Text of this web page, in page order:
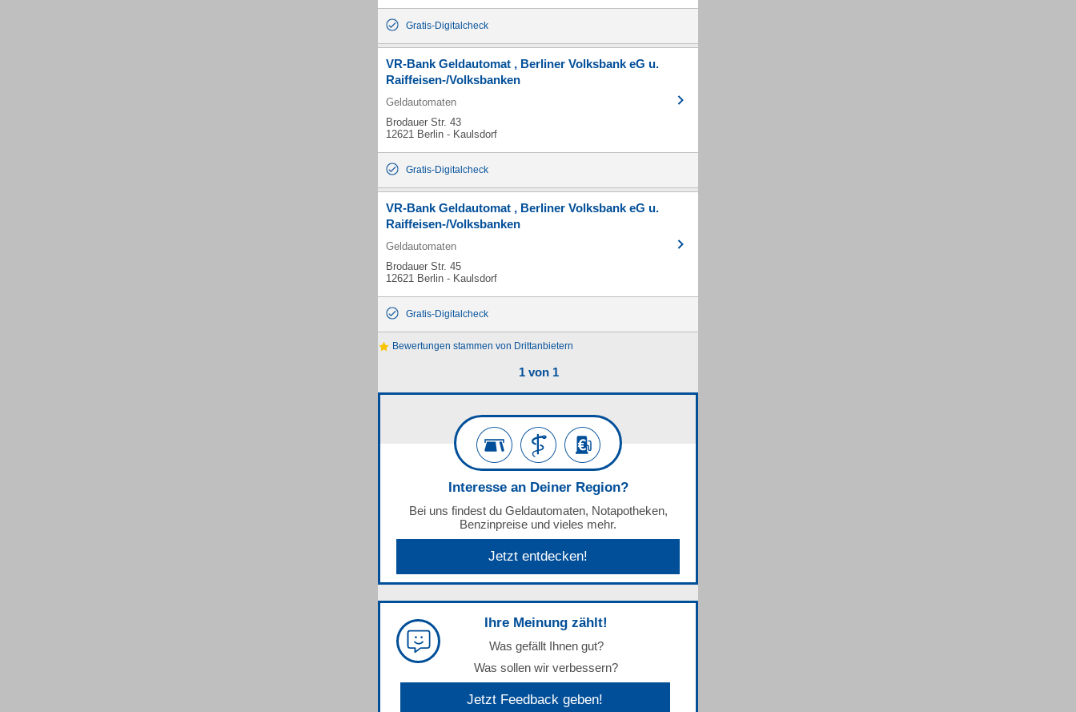
Gratis-Digitalcheck
VR-Bank Geldautomat , Berliner Volksbank eG u.
Raiffeisen-/Volksbanken
Geldautomaten
Brodauer Str. 43
12621 Berlin - Kaulsdorf
Gratis-Digitalcheck
VR-Bank Geldautomat , Berliner Volksbank eG u.
Raiffeisen-/Volksbanken
Geldautomaten
Brodauer Str. 45
12621 Berlin - Kaulsdorf
Gratis-Digitalcheck
Bewertungen stammen von Drittanbietern
1 von 1
Interesse an Deiner Region?
Bei uns findest du Geldautomaten, Notapotheken,
Benzinpreise und vieles mehr.
Jetzt entdecken!
Ihre Meinung zählt!
Was gefällt Ihnen gut?
Was sollen wir verbessern?
Jetzt Feedback geben!